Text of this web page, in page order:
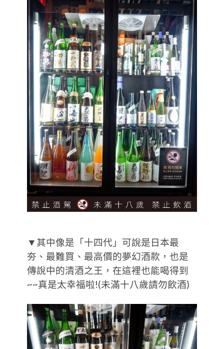
▼其中像是「十四代」可說是日本最
夯、最難買、最高價的夢幻酒款，也是
傳說中的清酒之王，在這裡也能喝得到
~~真是太幸福啦!(未滿十八歲請勿飲酒)